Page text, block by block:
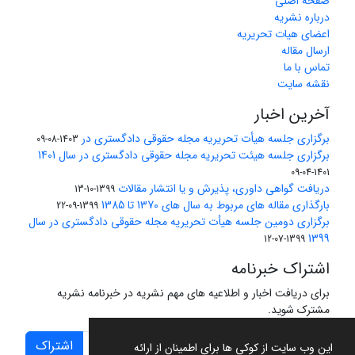
این وب سایت از کوکی ها برای اطمینان از ارائه
درباره نشریه
اعضای هیات تحریریه
ارسال مقاله
تماس با ما
نقشه سایت
آخرین اخبار
برگزاری جلسه هیأت تحریریه مجله حقوقی دادگستری در 1403-08-09
برگزاری جلسه هیئت تحریریه مجله حقوقی دادگستری در سال 1401
1401-04-09
دریافت گواهی داوری، پذیرش و یا انتشار مقالات 1399-10-13
بارگذاری مقاله های مربوط به سال های 1370 تا 1385 1399-09-22
برگزاری دومین جلسه هیأت تحریریه مجله حقوقی دادگستری در سال
1399
1399-07-12
اشتراک خبرنامه
برای دریافت اخبار و اطلاعیه های مهم نشریه در خبرنامه نشریه
مشترک شوید.
اشتراک